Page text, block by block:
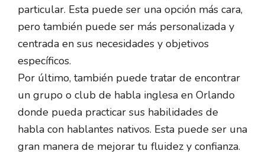
particular. Esta puede ser una opción más cara,
pero también puede ser más personalizada y
centrada en sus necesidades y objetivos
específicos.
Por último, también puede tratar de encontrar
un grupo o club de habla inglesa en Orlando
donde pueda practicar sus habilidades de
habla con hablantes nativos. Esta puede ser una
gran manera de mejorar tu fluidez y confianza.